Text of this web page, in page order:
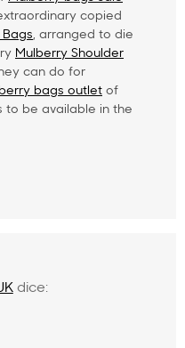
copied
, arranged to die
Mulberry Shoulder
can do for
bags outlet of
to be available in the
dice: